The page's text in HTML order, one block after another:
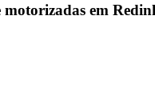
motorizadas em